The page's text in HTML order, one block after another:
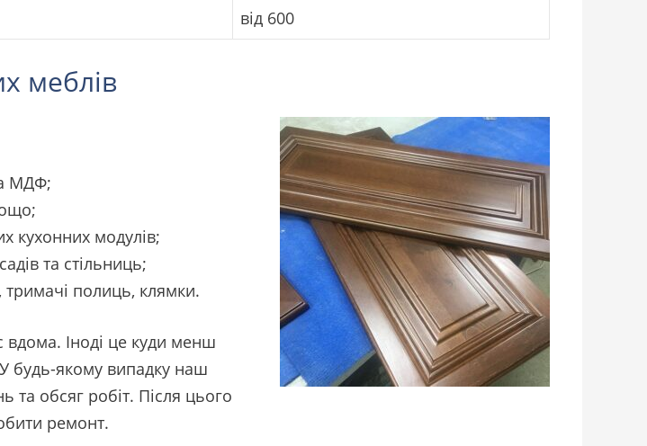
від 600
меблів
МДФ;
кухонних модулів;
та стільниць;
тримачі полиць, клямки.
вдома. Іноді це куди менш
будь-якому випадку наш
обсяг робіт. Після цього
ремонт.